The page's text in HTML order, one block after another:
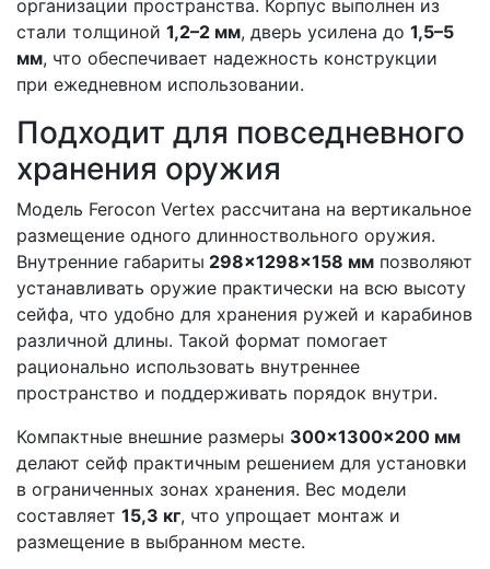
организации пространства. Корпус выполнен из
стали толщиной 1,2–2 мм, дверь усилена до 1,5–5
мм, что обеспечивает надежность конструкции
при ежедневном использовании.
Подходит для повседневного
хранения оружия
Модель Ferocon Vertex рассчитана на вертикальное
размещение одного длинноствольного оружия.
Внутренние габариты 298×1298×158 мм позволяют
устанавливать оружие практически на всю высоту
сейфа, что удобно для хранения ружей и карабинов
различной длины. Такой формат помогает
рационально использовать внутреннее
пространство и поддерживать порядок внутри.
Компактные внешние размеры 300×1300×200 мм
делают сейф практичным решением для установки
в ограниченных зонах хранения. Вес модели
составляет 15,3 кг, что упрощает монтаж и
размещение в выбранном месте.